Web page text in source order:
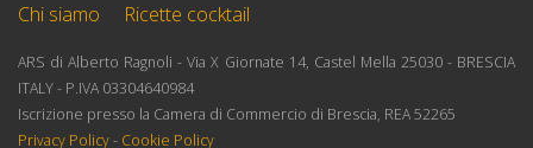
Chi siamo
Ricette cocktail
ARS di Alberto Ragnoli - Via X Giornate 14, Castel Mella 25030 - BRESCIA
ITALY - P.IVA 03304640984
Iscrizione presso la Camera di Commercio di Brescia, REA 52265
Privacy Policy- Cookie Policy